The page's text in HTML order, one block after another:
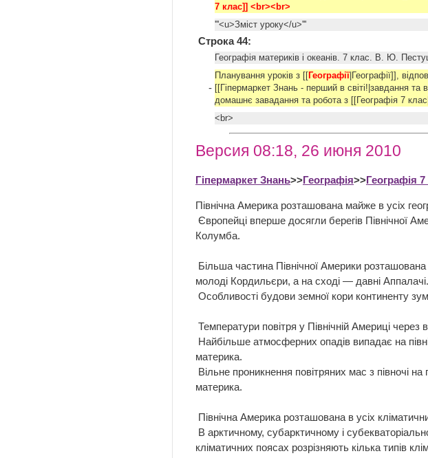
7 клас]] <br><br>
'''<u>Зміст уроку</u>'''
Строка 44:
Географія материків і океанів. 7 клас. В. Ю.
-
Планування уроків з [[ Географії |Географії]],
[[Гіпермаркет Знань - перший в світі!|завдання та
домашнє завадання та робота з [[Географія 7
<br>
Версия 08:18, 26 июня 2010
Гіпермаркет Знань>>Географія>>Географія
Північна Америка розташована майже в усіх
Європейці вперше досягли берегів Північної
Колумба.
Більша частина Північної Америки
молоді Кордильєри, а на сході — давні Аппалачі.
Особливості будови земної кори континенту
Температури повітря у Північній Америці
Найбільше атмосферних опадів випадає на
материка.
Вільне проникнення повітряних мас з півночі
материка.
Північна Америка розташована в усіх
В арктичному, субарктичному і
кліматичних поясах розрізняють кілька типів